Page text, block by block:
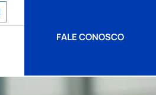
FALE CONOSCO